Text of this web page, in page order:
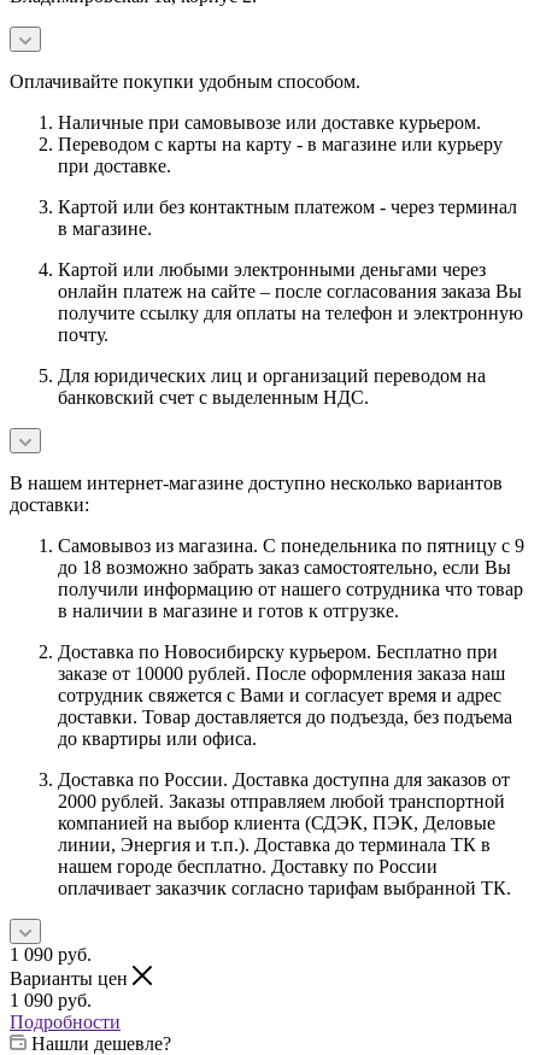
Оплачивайте покупки удобным способом.
Наличные при самовывозе или доставке курьером.
Переводом с карты на карту - в магазине или курьеру
при доставке.
Картой или без контактным платежом - через терминал
в магазине.
Картой или любыми электронными деньгами через
онлайн платеж на сайте – после согласования заказа Вы
получите ссылку для оплаты на телефон и электронную
почту.
Для юридических лиц и организаций переводом на
банковский счет с выделенным НДС.
В нашем интернет-магазине доступно несколько вариантов
доставки:
Самовывоз из магазина. С понедельника по пятницу с 9
до 18 возможно забрать заказ самостоятельно, если Вы
получили информацию от нашего сотрудника что товар
в наличии в магазине и готов к отгрузке.
Доставка по Новосибирску курьером. Бесплатно при
заказе от 10000 рублей. После оформления заказа наш
сотрудник свяжется с Вами и согласует время и адрес
доставки. Товар доставляется до подъезда, без подъема
до квартиры или офиса.
Доставка по России. Доставка доступна для заказов от
2000 рублей. Заказы отправляем любой транспортной
компанией на выбор клиента (СДЭК, ПЭК, Деловые
линии, Энергия и т.п.). Доставка до терминала ТК в
нашем городе бесплатно. Доставку по России
оплачивает заказчик согласно тарифам выбранной ТК.
1 090 руб.
Варианты цен
1 090 руб.
Подробности
Нашли дешевле?